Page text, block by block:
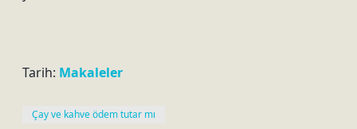
Tarih: Makaleler
Çay ve kahve ödem tutar mı